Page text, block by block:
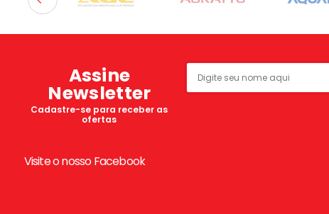
Assine
Newsletter
Cadastre-se para receber as
ofertas
Visite o nosso Facebook